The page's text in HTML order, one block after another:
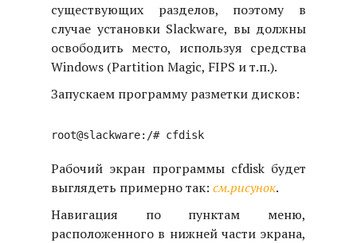
существующих разделов, поэтому в
случае установки Slackware, вы должны
освободить место, используя средства
Windows (Partition Magic, FIPS и т.п.).
Запускаем программу разметки дисков:
Рабочий экран программы cfdisk будет
выглядеть примерно так: см.рисунок.
Навигация по пунктам меню,
расположенного в нижней части экрана,